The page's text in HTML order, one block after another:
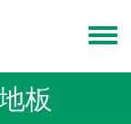
menu
板